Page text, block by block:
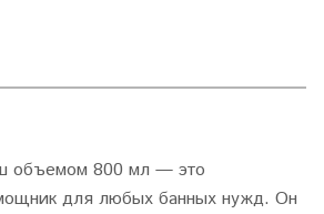
объемом 800 мл — это
для любых банных нужд. Он